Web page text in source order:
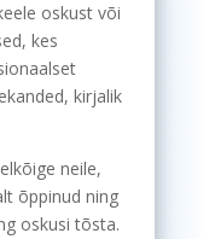
oskust või
kes
kirjalik
neile,
õppinud ning
oskusi tõsta.